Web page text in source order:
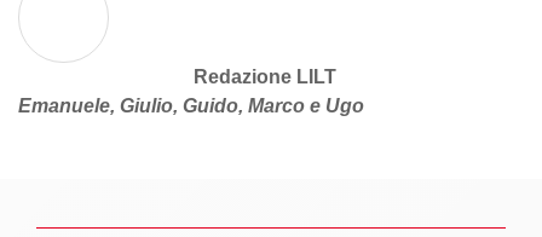
Redazione LILT
Emanuele, Giulio, Guido, Marco e Ugo